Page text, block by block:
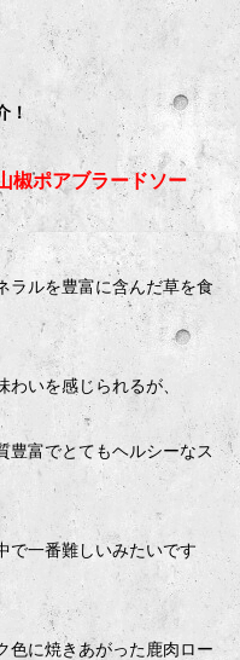
！
椒ポアブラードソー
ラルを豊富に含んだ草を食
いを感じられるが、
豊富でとてもヘルシーなス
で一番難しいみたいです
色に焼きあがった鹿肉ロー